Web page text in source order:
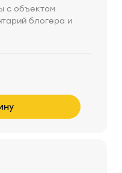
с объектом
блогера и